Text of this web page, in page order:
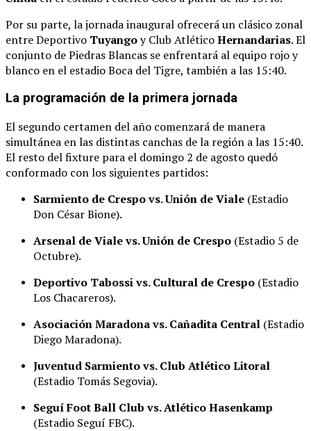
Por su parte, la jornada inaugural ofrecerá un clásico zonal
entre Deportivo Tuyangoy Club AtléticoHernandarias. El
conjunto de Piedras Blancas se enfrentará al equipo rojo y
blanco en el estadio Boca del Tigre, también a las 15:40.
La programación de la primera jornada
El segundo certamen del año comenzará de manera
simultánea en las distintas canchas de la región a las 15:40.
El resto del fixture para el domingo 2 de agosto quedó
conformado con los siguientes partidos:
Sarmiento de Crespo vs. Unión de Viale (Estadio
Don César Bione).
Arsenal de Viale vs. Unión de Crespo (Estadio 5 de
Octubre).
Deportivo Tabossi vs. Cultural de Crespo (Estadio
Los Chacareros).
Asociación Maradona vs. Cañadita Central (Estadio
Diego Maradona).
Juventud Sarmiento vs. Club Atlético Litoral
(Estadio Tomás Segovia).
Seguí Foot Ball Club vs. Atlético Hasenkamp
(Estadio Seguí FBC).